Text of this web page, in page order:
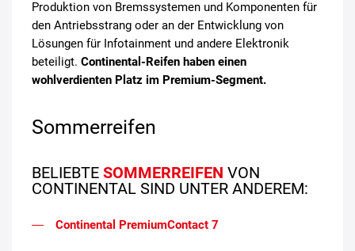
Produktion von Bremssystemen und Komponenten für
den Antriebsstrang oder an der Entwicklung von
Lösungen für Infotainment und andere Elektronik
beteiligt. Continental-Reifen haben einen
wohlverdienten Platz im Premium-Segment.
Sommerreifen
BELIEBTE SOMMERREIFEN VON
CONTINENTAL SIND UNTER ANDEREM:
Continental PremiumContact 7